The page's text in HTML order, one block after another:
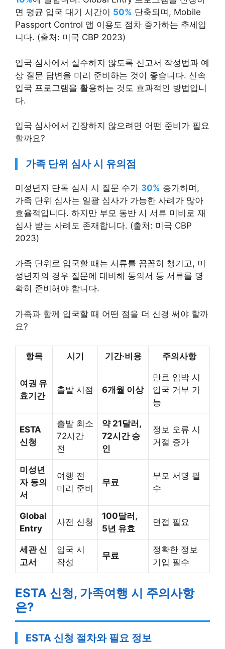
면 평균 입국 대기 시간이 50% 단축되며, Mobile
Passport Control 앱 이용도 점차 증가하는 추세입
니다. (출처: 미국 CBP 2023)
입국 심사에서 실수하지 않도록 신고서 작성법과 예
상 질문 답변을 미리 준비하는 것이 좋습니다. 신속
입국 프로그램을 활용하는 것도 효과적인 방법입니
다.
입국 심사에서 긴장하지 않으려면 어떤 준비가 필요
할까요?
가족 단위 심사 시 유의점
미성년자 단독 심사 시 질문 수가 30% 증가하며,
가족 단위 심사는 일괄 심사가 가능한 사례가 많아
효율적입니다. 하지만 부모 동반 시 서류 미비로 재
심사 받는 사례도 존재합니다. (출처: 미국 CBP
2023)
가족 단위로 입국할 때는 서류를 꼼꼼히 챙기고, 미
성년자의 경우 질문에 대비해 동의서 등 서류를 명
확히 준비해야 합니다.
가족과 함께 입국할 때 어떤 점을 더 신경 써야 할까
요?
항목 시기 기간·비용 주의사항
여권 유
효기간
출발 시점 6개월 이상
만료 임박 시
입국 거부 가
능
ESTA
신청
출발 최소
72시간
전
약 21달러,
72시간 승
인
정보 오류 시
거절 증가
미성년
자 동의
서
여행 전
미리 준비
무료
부모 서명 필
수
Global
Entry
사전 신청
100달러,
5년 유효
면접 필요
세관 신
고서
입국 시
작성
무료
정확한 정보
기입 필수
ESTA 신청, 가족여행 시 주의사항
은?
ESTA 신청 절차와 필요 정보